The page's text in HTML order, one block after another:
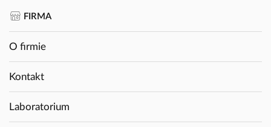
FIRMA
O firmie
Kontakt
Laboratorium